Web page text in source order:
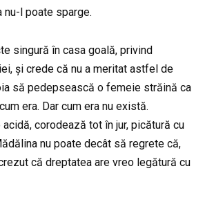
nu-l poate sparge.
singură în casa goală, privind
și crede că nu a meritat astfel de
să pedepsească o femeie străină ca
era. Dar cum era nu există.
acidă, corodează tot în jur, picătură cu
nu poate decât să regrete că,
că dreptatea are vreo legătură cu